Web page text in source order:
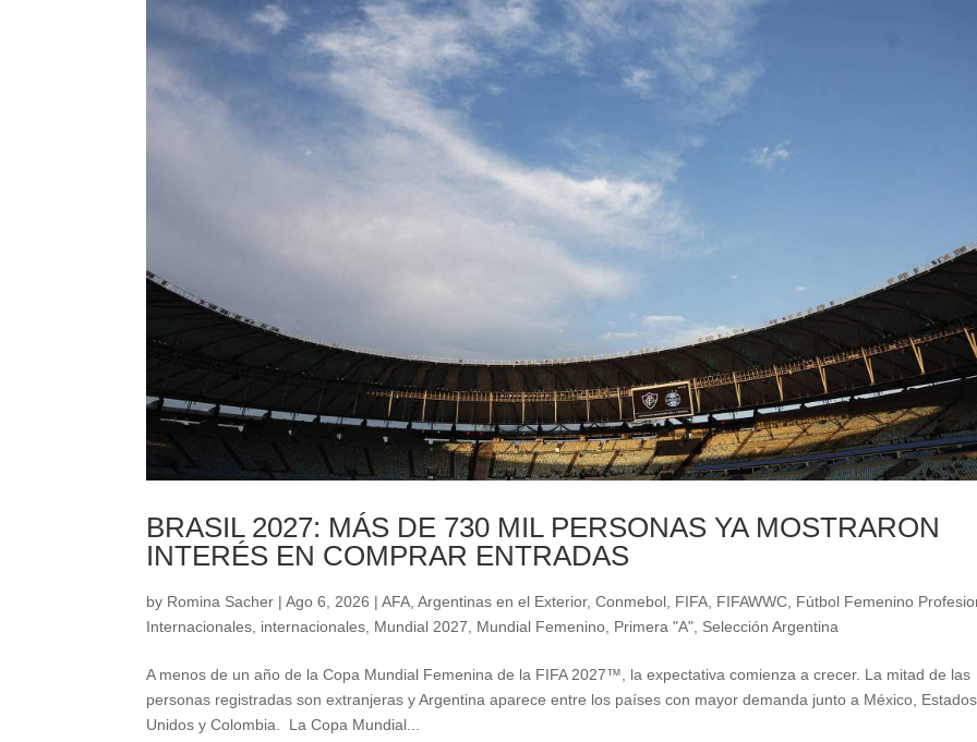
BRASIL 2027: MÁS DE 730 MIL PERSONAS YA MOSTRARON
INTERÉS EN COMPRAR ENTRADAS
by Romina Sacher |Ago 6, 2026 |AFA ,Argentinas en el Exterior,Conmebol FIFA FIFAWWC Fútbol Femenino
Internacionales internacionales Mundial 2027 Mundial Femenino Primera "A" Selección Argentina
A menos de un año de la Copa Mundial Femenina de la FIFA 2027™, la expectativa comienza a crecer. La mitad de las
personas registradas son extranjeras y Argentina aparece entre los países con mayor demanda junto a México, Estados
Unidos y Colombia. La Copa Mundial...